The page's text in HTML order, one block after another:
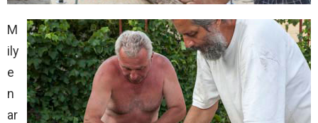
M
ily
e
n
ar